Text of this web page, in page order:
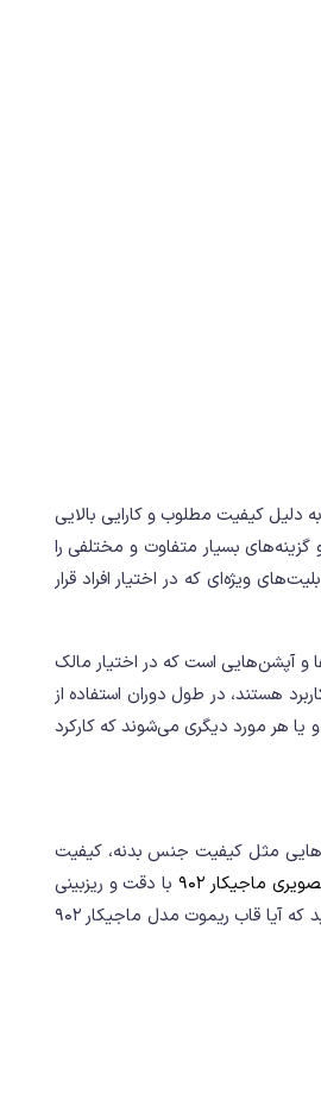
دلیل کیفیت مطلوب و کارایی بالایی
گزینه‌های بسیار متفاوت و مختلفی را
ویژه‌ای که در اختیار افراد قرار
و آپشن‌هایی است که در اختیار مالک
هستند، در طول دوران استفاده از
هر مورد دیگری می‌شوند که کارکرد
مثل کیفیت جنس بدنه، کیفیت
ماجیکار 902
با دقت و ریزبینی
فراوانی به آنها خواهیم پرداخت. در نهایت نیز، می‌توان با درنظرداشتن این عوامل و تأثیری که روی کارکرد و ارزش خرید قاب ریموت تصویری ماجیکار 902 دارند، به این نتیجه رسید که آیا قاب ریموت مدل ماجیکار 902